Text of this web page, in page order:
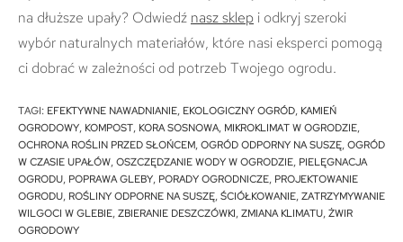
na dłuższe upały? Odwiedź nasz sklep i odkryj szeroki
wybór naturalnych materiałów, które nasi eksperci pomogą
ci dobrać w zależności od potrzeb Twojego ogrodu.
TAGI: EFEKTYWNE NAWADNIANIE, EKOLOGICZNY OGRÓD, KAMIEŃ
OGRODOWY, KOMPOST, KORA SOSNOWA, MIKROKLIMAT W OGRODZIE,
OCHRONA ROŚLIN PRZED SŁOŃCEM, OGRÓD ODPORNY NA SUSZĘ, OGRÓD
W CZASIE UPAŁÓW, OSZCZĘDZANIE WODY W OGRODZIE, PIELĘGNACJA
OGRODU, POPRAWA GLEBY, PORADY OGRODNICZE, PROJEKTOWANIE
OGRODU, ROŚLINY ODPORNE NA SUSZĘ, ŚCIÓŁKOWANIE, ZATRZYMYWANIE
WILGOCI W GLEBIE, ZBIERANIE DESZCZÓWKI, ZMIANA KLIMATU, ŻWIR
OGRODOWY